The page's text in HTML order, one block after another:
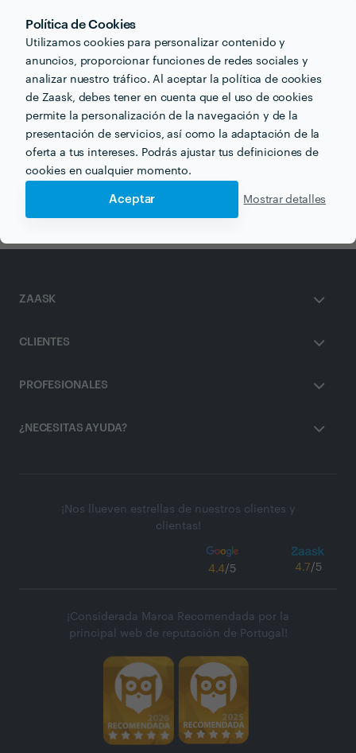
Política de Cookies
Utilizamos cookies para personalizar contenido y
anuncios, proporcionar funciones de redes sociales y
analizar nuestro tráfico. Al aceptar la política de cookies
de Zaask, debes tener en cuenta que el uso de cookies
permite la personalización de la navegación y de la
presentación de servicios, así como la adaptación de la
oferta a tus intereses. Podrás ajustar tus definiciones de
cookies en cualquier momento.
Aceptar Mostrar detalles
Recibe varias propuestas de profesionales como
Otros servicios proporcionados por PARQUETS
TROPICALES
ZAASK
CLIENTES
PROFESIONALES
¿NECESITAS AYUDA?
¡Nos llueven estrellas de nuestros clientes y
clientas!
4.4/5 4.7/5
¡Considerada Marca Recomendada por la
principal web de reputación de Portugal!